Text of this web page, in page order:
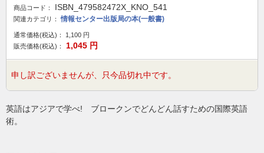
商品コード： ISBN_479582472X_KNO_541
関連カテゴリ： 情報センター出版局の本(一般書)
通常価格(税込)： 1,100 円
販売価格(税込)：
1,045 円
申し訳ございませんが、只今品切れ中です。
英語はアジアで学べ! ブロークンでどんどん話すための国際英語
術。